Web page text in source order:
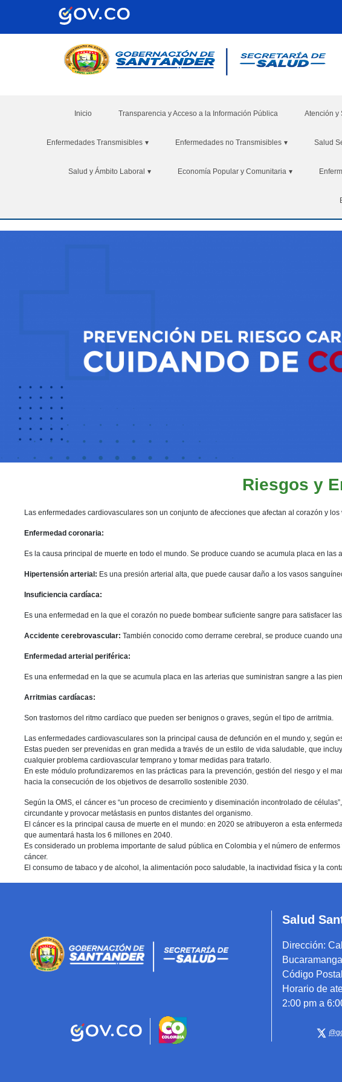
Inicio Transparencia y Acceso a la Información Pública Atención y
Enfermedades Transmisibles ▾ Enfermedades no Transmisibles ▾ Salud
Salud y Ámbito Laboral ▾ Economía Popular y Comunitaria ▾
Riesgos y
Las enfermedades cardiovasculares son un conjunto de afecciones que afectan al corazón y
Enfermedad coronaria:
Es la causa principal de muerte en todo el mundo. Se produce cuando se acumula placa en
Hipertensión arterial: Es una presión arterial alta, que puede causar daño a los vasos
Insuficiencia cardíaca:
Es una enfermedad en la que el corazón no puede bombear suficiente sangre para satisfacer
Accidente cerebrovascular: También conocido como derrame cerebral, se produce cuando
Enfermedad arterial periférica:
Es una enfermedad en la que se acumula placa en las arterias que suministran sangre a las
Arritmias cardíacas:
Son trastornos del ritmo cardíaco que pueden ser benignos o graves, según el tipo de arritmia.
Las enfermedades cardiovasculares son la principal causa de defunción en el mundo y, según
Estas pueden ser prevenidas en gran medida a través de un estilo de vida saludable, que
cualquier problema cardiovascular temprano y tomar medidas para tratarlo.
En este módulo profundizaremos en las prácticas para la prevención, gestión del riesgo y el
hacia la consecución de los objetivos de desarrollo sostenible 2030.
Según la OMS, el cáncer es “un proceso de crecimiento y diseminación incontrolado de
circundante y provocar metástasis en puntos distantes del organismo.
El cáncer es la principal causa de muerte en el mundo: en 2020 se atribuyeron a esta
que aumentará hasta los 6 millones en 2040.
Es considerado un problema importante de salud pública en Colombia y el número de
cáncer.
El consumo de tabaco y de alcohol, la alimentación poco saludable, la inactividad física y la
Salud
Dirección:
Código
Horario de
2:00 pm a